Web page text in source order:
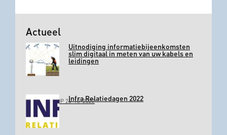
Actueel
Uitnodiging informatiebijeenkomsten
slim digitaal in meten van uw kabels en
leidingen
GEPLAATST OP 26-10-2022Infra Relatiedagen 2022